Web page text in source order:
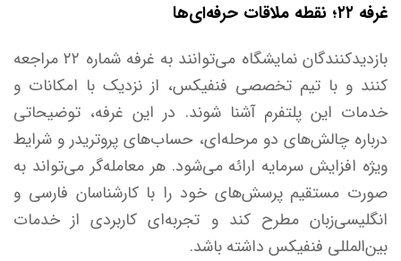
غرفه ۲۲؛ نقطه ملاقات حرفه‌ای‌ها
بازدیدکنندگان نمایشگاه می‌توانند به غرفه شماره ۲۲ مراجعه
کنند و با تیم تخصصی فنفیکس، از نزدیک با امکانات و
خدمات این پلتفرم آشنا شوند. در این غرفه، توضیحاتی
درباره چالش‌های دو مرحله‌ای، حساب‌های پروتریدر و شرایط
ویژه افزایش سرمایه ارائه می‌شود. هر معامله‌گر می‌تواند به
صورت مستقیم پرسش‌های خود را با کارشناسان فارسی و
انگلیسی‌زبان مطرح کند و تجربه‌ای کاربردی از خدمات
بین‌المللی فنفیکس داشته باشد.